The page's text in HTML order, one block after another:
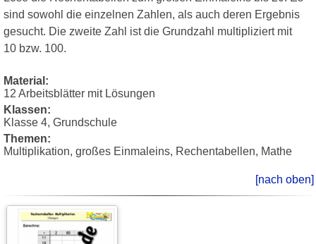
sind sowohl die einzelnen Zahlen, als auch deren Ergebnis
gesucht. Die zweite Zahl ist die Grundzahl multipliziert mit
10 bzw. 100.
Material:
12 Arbeitsblätter mit Lösungen
Klassen:
Klasse 4, Grundschule
Themen:
Multiplikation, großes Einmaleins, Rechentabellen, Mathe
[nach oben]